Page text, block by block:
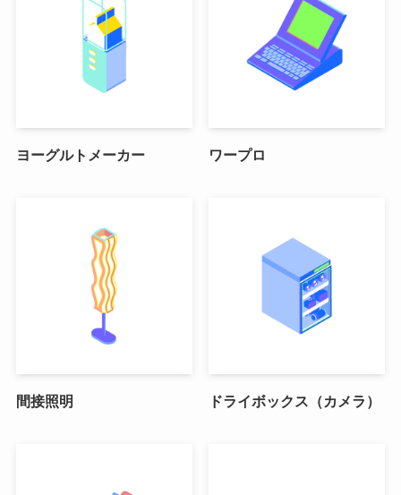
ヨーグルトメーカー ワープロ
間接照明 ドライボックス（カメラ）